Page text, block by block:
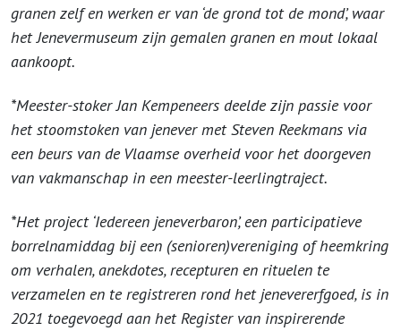
granen zelf en werken er van ‘de grond tot de mond’, waar
het Jenevermuseum zijn gemalen granen en mout lokaal
aankoopt.
*Meester-stoker Jan Kempeneers deelde zijn passie voor
het stoomstoken van jenever met Steven Reekmans via
een beurs van de Vlaamse overheid voor het doorgeven
van vakmanschap in een meester-leerlingtraject.
*Het project ‘Iedereen jeneverbaron’, een participatieve
borrelnamiddag bij een (senioren)vereniging of heemkring
om verhalen, anekdotes, recepturen en rituelen te
verzamelen en te registreren rond het jenevererfgoed, is in
2021 toegevoegd aan het Register van inspirerende